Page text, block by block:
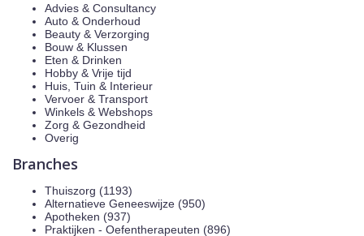
Advies & Consultancy
Auto & Onderhoud
Beauty & Verzorging
Bouw & Klussen
Eten & Drinken
Hobby & Vrije tijd
Huis, Tuin & Interieur
Vervoer & Transport
Winkels & Webshops
Zorg & Gezondheid
Overig
Branches
Thuiszorg (1193)
Alternatieve Geneeswijze (950)
Apotheken (937)
Praktijken - Oefentherapeuten (896)